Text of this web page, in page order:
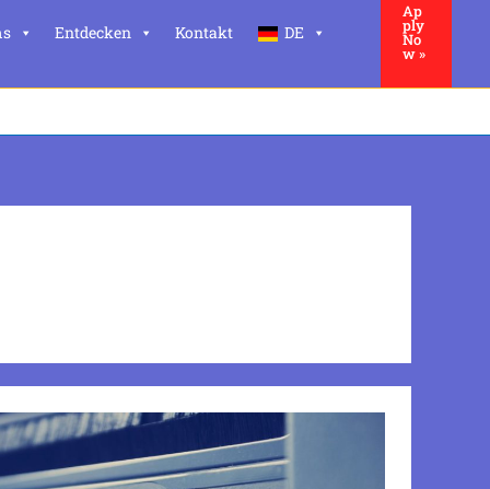
Entdecken Kontakt DE
Ap
ply
No
w »